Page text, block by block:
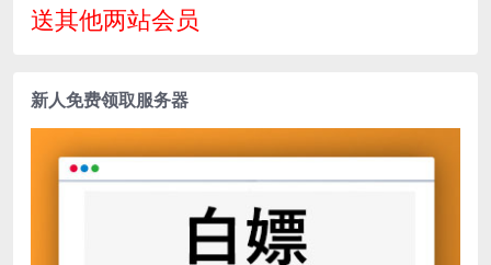
送其他两站会员
新人免费领取服务器